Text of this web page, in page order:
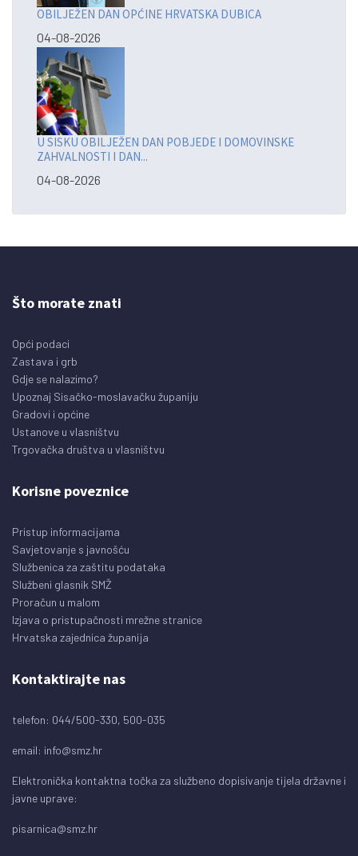
OBILJEŽEN DAN OPĆINE HRVATSKA DUBICA
04-08-2026
U SISKU OBILJEŽEN DAN POBJEDE I DOMOVINSKE
ZAHVALNOSTI I DAN...
04-08-2026
Što morate znati
Opći podaci
Zastava i grb
Gdje se nalazimo?
Upoznaj Sisačko-moslavačku županiju
Gradovi i općine
Ustanove u vlasništvu
Trgovačka društva u vlasništvu
Korisne poveznice
Pristup informacijama
Savjetovanje s javnošću
Službenica za zaštitu podataka
Službeni glasnik SMŽ
Proračun u malom
Izjava o pristupačnosti mrežne stranice
Hrvatska zajednica županija
Kontaktirajte nas
telefon: 044/500-330, 500-035
email: info@smz.hr
Elektronička kontaktna točka za službeno dopisivanje tijela državne i
javne uprave:
pisarnica@smz.hr